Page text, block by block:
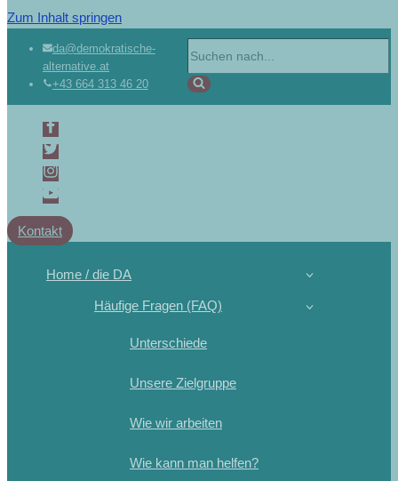
Zum Inhalt springen
da@demokratische-
alternative.at
+43 664 313 46 20
Kontakt
Home / die DA
Häufige Fragen (FAQ)
Unterschiede
Unsere Zielgruppe
Wie wir arbeiten
Wie kann man helfen?